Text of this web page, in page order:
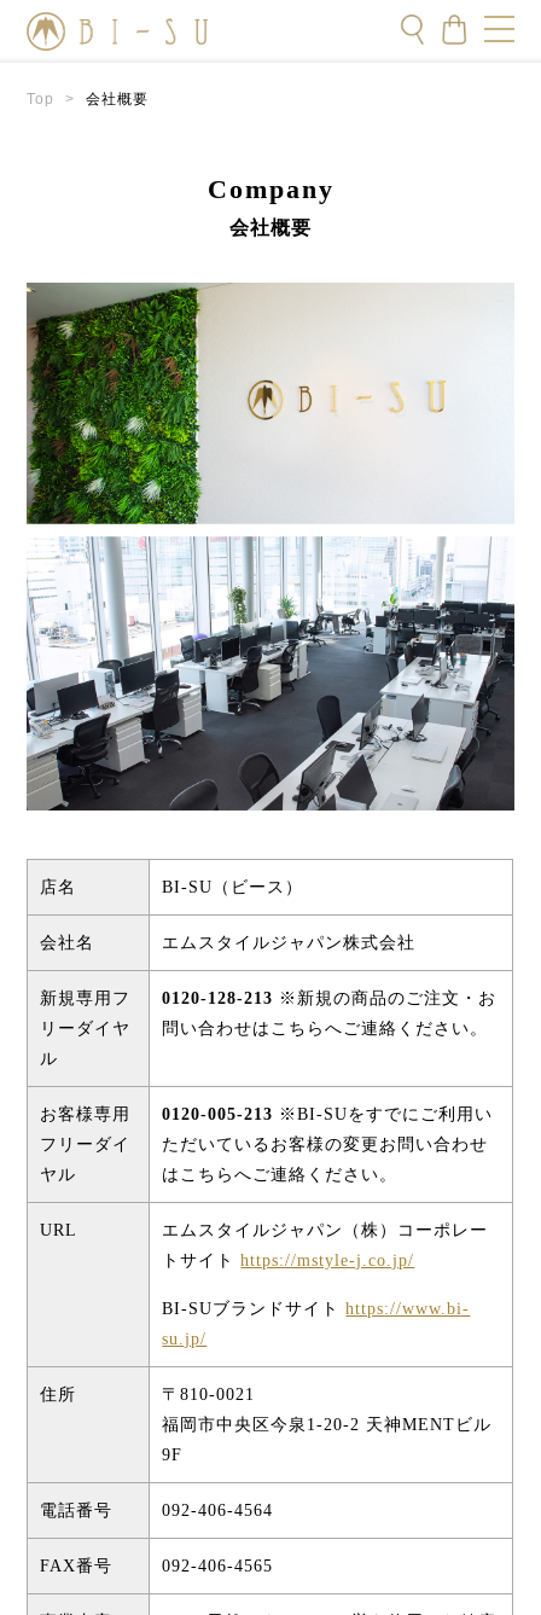
Top > 会社概要
Company
会社概要
店名 BI-SU（ビース）
会社名 エムスタイルジャパン株式会社
新規専用フ
リーダイヤ
ル
0120-128-213 ※新規の商品のご注文・お
問い合わせはこちらへご連絡ください。
お客様専用
フリーダイ
ヤル
0120-005-213 ※BI-SUをすでにご利用い
ただいているお客様の変更お問い合わせ
はこちらへご連絡ください。
URL
エムスタイルジャパン（株）コーポレー
トサイトhttps://mstyle-j.co.jp/
BI-SUブランドサイトhttps://www.bi-
su.jp/
住所
〒810-0021
福岡市中央区今泉1-20-2 天神MENTビル
9F
電話番号 092-406-4564
FAX番号 092-406-4565